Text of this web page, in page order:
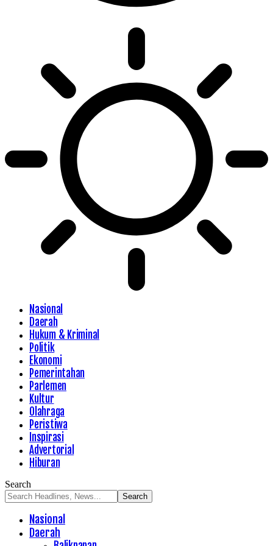
Nasional
Daerah
Hukum & Kriminal
Politik
Ekonomi
Pemerintahan
Parlemen
Kultur
Olahraga
Peristiwa
Inspirasi
Advertorial
Hiburan
Search
Nasional
Daerah